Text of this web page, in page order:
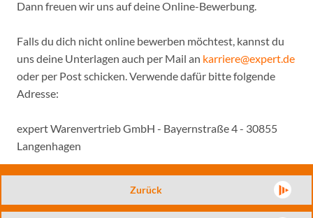
Dann freuen wir uns auf deine Online-Bewerbung.
Falls du dich nicht online bewerben möchtest, kannst du
uns deine Unterlagen auch per Mail an karriere@expert.de
oder per Post schicken. Verwende dafür bitte folgende
Adresse:
expert Warenvertrieb GmbH - Bayernstraße 4 - 30855
Langenhagen
Zurück